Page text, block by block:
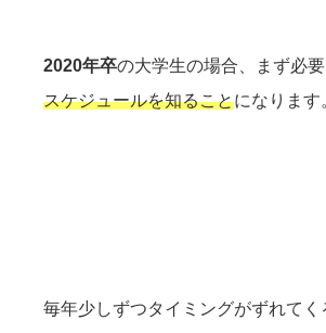
2020年卒の大学生の場合、まず必
スケジュールを知ることになります
毎年少しずつタイミングがずれてく